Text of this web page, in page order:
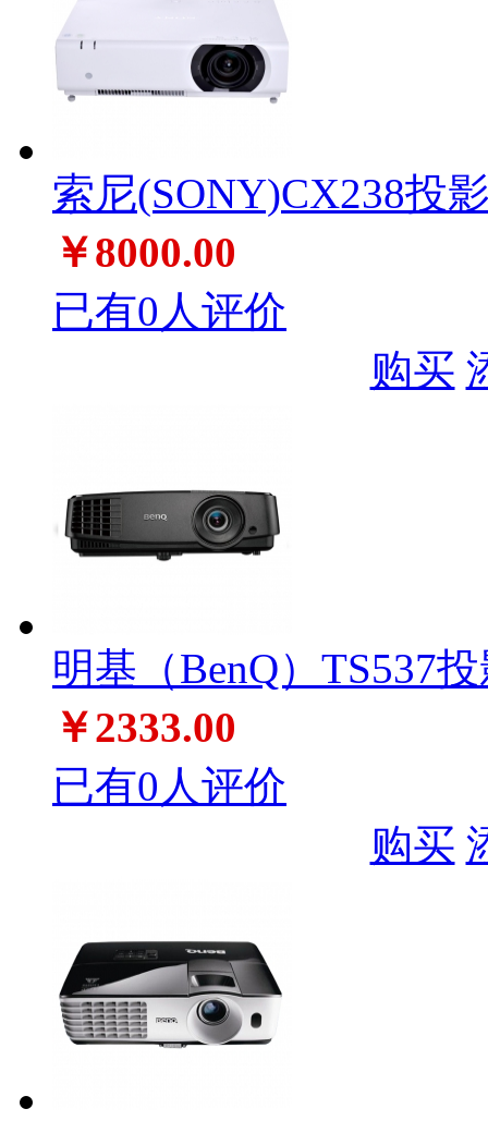
索尼(SONY)CX238投
￥8000.00
已有0人评价
购买
明基（BenQ）TS537
￥2333.00
已有0人评价
购买